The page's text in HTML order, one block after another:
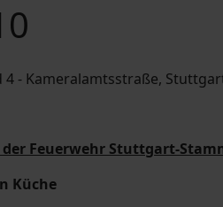
Feuerwehr Stuttgart-
Küche